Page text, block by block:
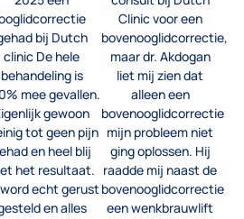
bij Dutch
clinic De hele
behandeling is
mee gevallen.
gewoon
tot geen pijn
en heel blij
het resultaat.
echt gerust
en alles
Clinic voor een
bovenooglidcorrectie,
maar dr. Akdogan
liet mij zien dat
alleen een
bovenooglidcorrectie
mijn probleem niet
ging oplossen. Hij
raadde mij naast de
bovenooglidcorrectie
een wenkbrauwlift